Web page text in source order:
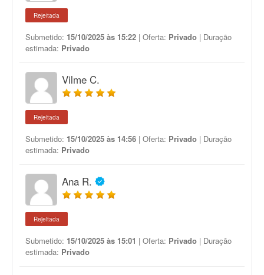
Rejeitada
Submetido: 15/10/2025 às 15:22 | Oferta: Privado | Duração
estimada: Privado
Vilme C.
Rejeitada
Submetido: 15/10/2025 às 14:56 | Oferta: Privado | Duração
estimada: Privado
Ana R.
Rejeitada
Submetido: 15/10/2025 às 15:01 | Oferta: Privado | Duração
estimada: Privado